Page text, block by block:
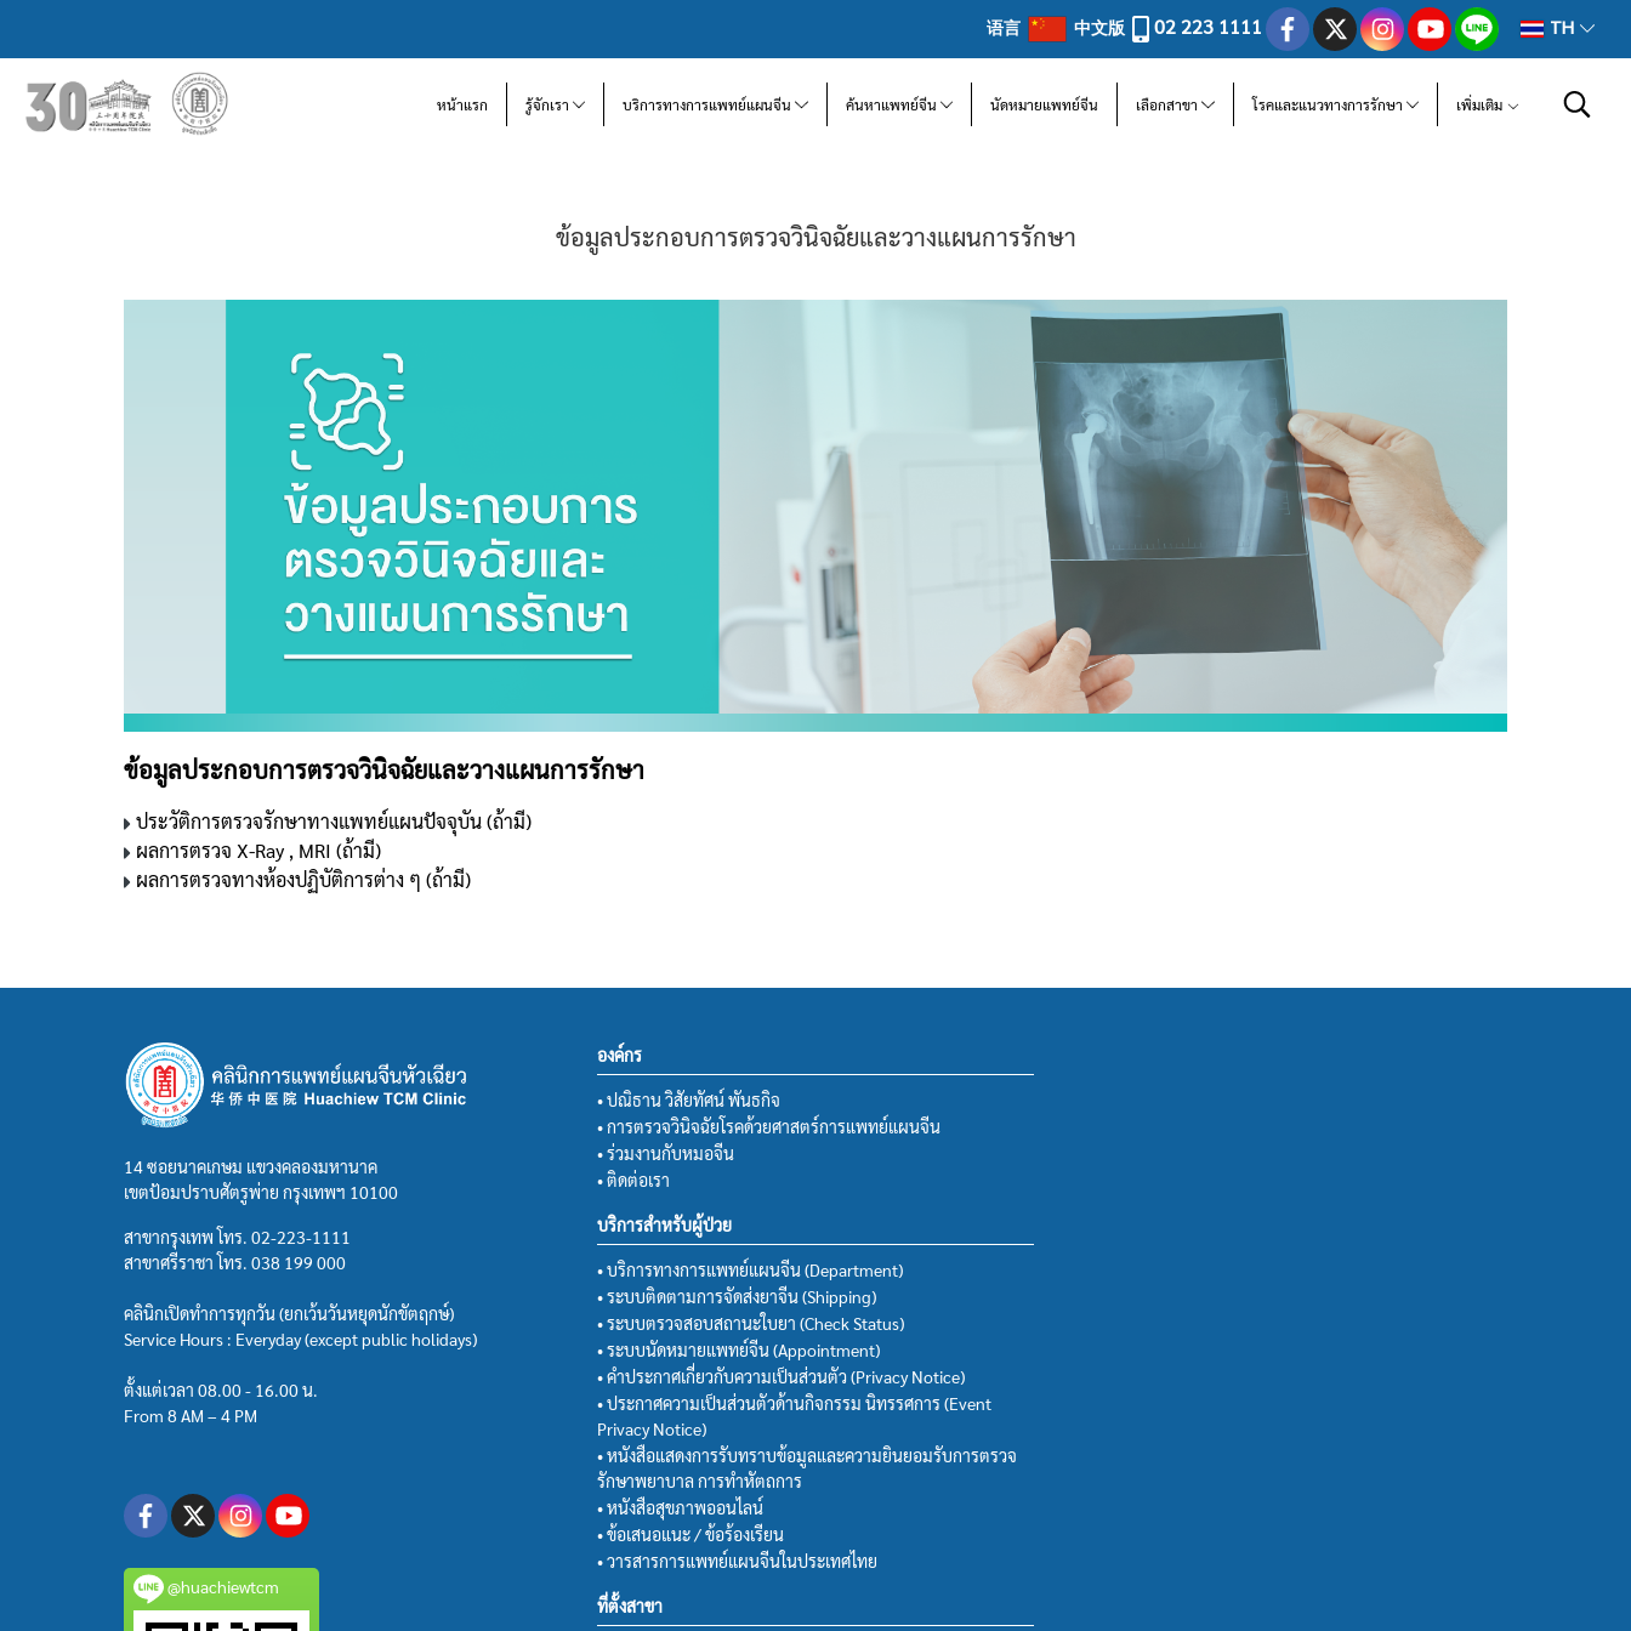
语言 中文版 02 223 1111 TH
หน้าแรก รู้จักเรา บริการทางการแพทย์แผนจีน ค้นหาแพทย์จีน นัดหมายแพทย์จีน เลือกสาขา โรคและแนวทางการรักษา เพิ่มเติม
ข้อมูลประกอบการตรวจวินิจฉัยและวางแผนการรักษา
ข้อมูลประกอบการตรวจวินิจฉัยและวางแผนการรักษา
ประวัติการตรวจรักษาทางแพทย์แผนปัจจุบัน (ถ้ามี)
ผลการตรวจ X-Ray , MRI (ถ้ามี)
ผลการตรวจทางห้องปฏิบัติการต่าง ๆ (ถ้ามี)
14 ซอยนาคเกษม แขวงคลองมหานาค
เขตป้อมปราบศัตรูพ่าย กรุงเทพฯ 10100
สาขากรุงเทพ โทร. 02-223-1111
สาขาศรีราชา โทร. 038 199 000
คลินิกเปิดทำการทุกวัน (ยกเว้นวันหยุดนักขัตฤกษ์)
Service Hours : Everyday (except public holidays)
ตั้งแต่เวลา 08.00 - 16.00 น.
From 8 AM – 4 PM
@huachiewtcm
องค์กร
• ปณิธาน วิสัยทัศน์ พันธกิจ
• การตรวจวินิจฉัยโรคด้วยศาสตร์การแพทย์แผนจีน
• ร่วมงานกับหมอจีน
• ติดต่อเรา
บริการสำหรับผู้ป่วย
• บริการทางการแพทย์แผนจีน (Department)
• ระบบติดตามการจัดส่งยาจีน (Shipping)
• ระบบตรวจสอบสถานะใบยา (Check Status)
• ระบบนัดหมายแพทย์จีน (Appointment)
• คำประกาศเกี่ยวกับความเป็นส่วนตัว (Privacy Notice)
• ประกาศความเป็นส่วนตัวด้านกิจกรรม นิทรรศการ (Event
Privacy Notice)
• หนังสือแสดงการรับทราบข้อมูลและความยินยอมรับการตรวจ
รักษาพยาบาล การทำหัตถการ
• หนังสือสุขภาพออนไลน์
• ข้อเสนอแนะ / ข้อร้องเรียน
• วารสารการแพทย์แผนจีนในประเทศไทย
ที่ตั้งสาขา